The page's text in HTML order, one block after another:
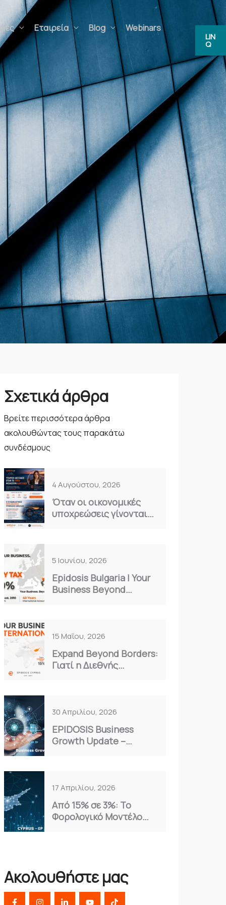
Εταιρεία Blog Webinars FAQs
LIN
Q
Σχετικά άρθρα
Βρείτε περισσότερα άρθρα
ακολουθώντας τους παρακάτω
συνδέσμους
4 Αυγούστου, 2026
Όταν οι οικονομικές
υποχρεώσεις γίνονται
5 Ιουνίου, 2026
Epidosis Bulgaria | Your
Business Beyond
15 Μαΐου, 2026
Expand Beyond Borders:
Γιατί η Διεθνής
30 Απριλίου, 2026
EPIDOSIS Business
Growth Update –
17 Απριλίου, 2026
Από 15% σε 3%: Το
Φορολογικό Μοντέλο
Ακολουθήστε μας
F I L Y T